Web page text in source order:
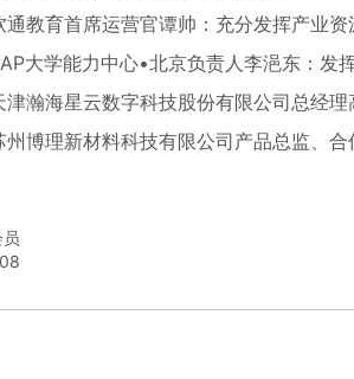
通教育首席运营官谭帅：充分发挥产业
大学能力中心•北京负责人李浥东：发
津瀚海星云数字科技股份有限公司总经理高
博理新材料科技有限公司产品总监、合伙人张